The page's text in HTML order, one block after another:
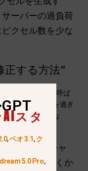
ーバーの過負荷
クセル数を少な
正する方法”
レンス崩壊 ”と呼ば
8本の延長線）を過ぎ
気づくかもしれな
主人公のシャ
に変わっていくか
スタ
,ベオ 3.1,ク
5.0 Pro,